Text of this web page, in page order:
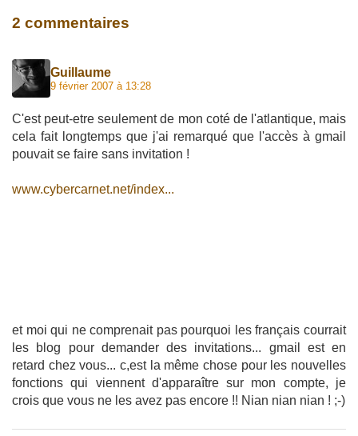
2 commentaires
Guillaume
9 février 2007 à 13:28
C'est peut-etre seulement de mon coté de l'atlantique, mais
cela fait longtemps que j'ai remarqué que l'accès à gmail
pouvait se faire sans invitation !
www.cybercarnet.net/index...
et moi qui ne comprenait pas pourquoi les français courrait
les blog pour demander des invitations... gmail est en
retard chez vous... c,est la même chose pour les nouvelles
fonctions qui viennent d'apparaître sur mon compte, je
crois que vous ne les avez pas encore !! Nian nian nian ! ;-)